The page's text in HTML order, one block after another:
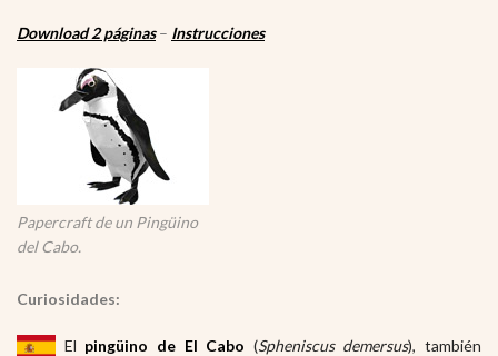
Download 2 páginas– Instrucciones
Papercraft de un Pingüino
del Cabo.
Curiosidades:
El pingüino de El Cabo (Spheniscus demersus), también